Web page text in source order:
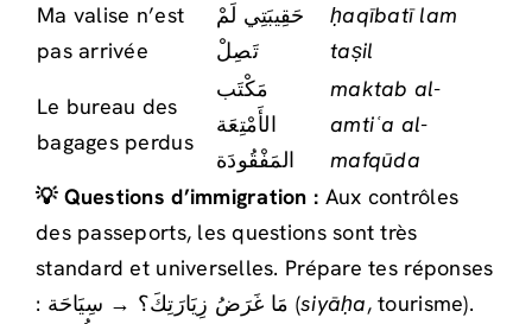
Ma valise n’est
pas arrivée
حَقِيبَتِي لَمْ
تَصِلْ
ḥaqībatī lam
taṣil
Le bureau des
bagages perdus
مَكْتَب
الأَمْتِعَة
المَفْقُودَة
maktab al-
amtiʿa al-
mafqūda
💡 Questions d’immigration : Aux contrôles
des passeports, les questions sont très
standard et universelles. Prépare tes réponses
: مَا غَرَضُ زِيَارَتِكَ؟ → سِيَاحَة (siyāḥa, tourisme).